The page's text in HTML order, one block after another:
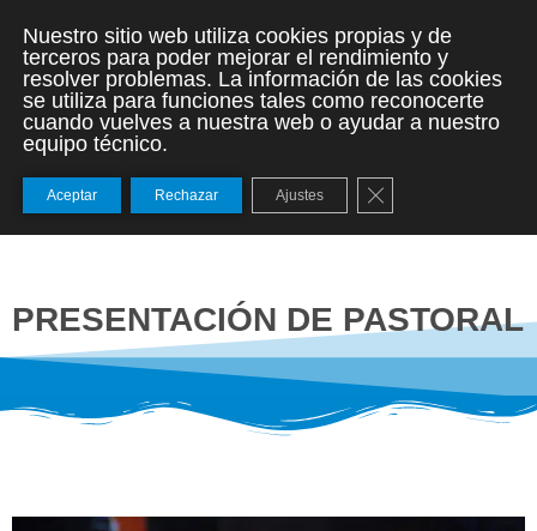
PRESENTACIÓN DE PASTORAL
Nuestro sitio web utiliza cookies propias y de
terceros para poder mejorar el rendimiento y
resolver problemas. La información de las cookies
se utiliza para funciones tales como reconocerte
cuando vuelves a nuestra web o ayudar a nuestro
equipo técnico.
Aceptar Rechazar Ajustes Cerrar el banner de